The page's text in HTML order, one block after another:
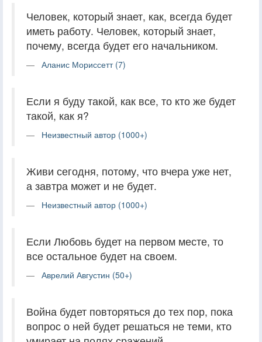
Человек, который знает, как, всегда будет
иметь работу. Человек, который знает,
почему, всегда будет его начальником.
Аланис Мориссетт (7)
Если я буду такой, как все, то кто же будет
такой, как я?
Неизвестный автор (1000+)
Живи сегодня, потому, что вчера уже нет,
а завтра может и не будет.
Неизвестный автор (1000+)
Если Любовь будет на первом месте, то
все остальное будет на своем.
Аврелий Августин (50+)
Война будет повторяться до тех пор, пока
вопрос о ней будет решаться не теми, кто